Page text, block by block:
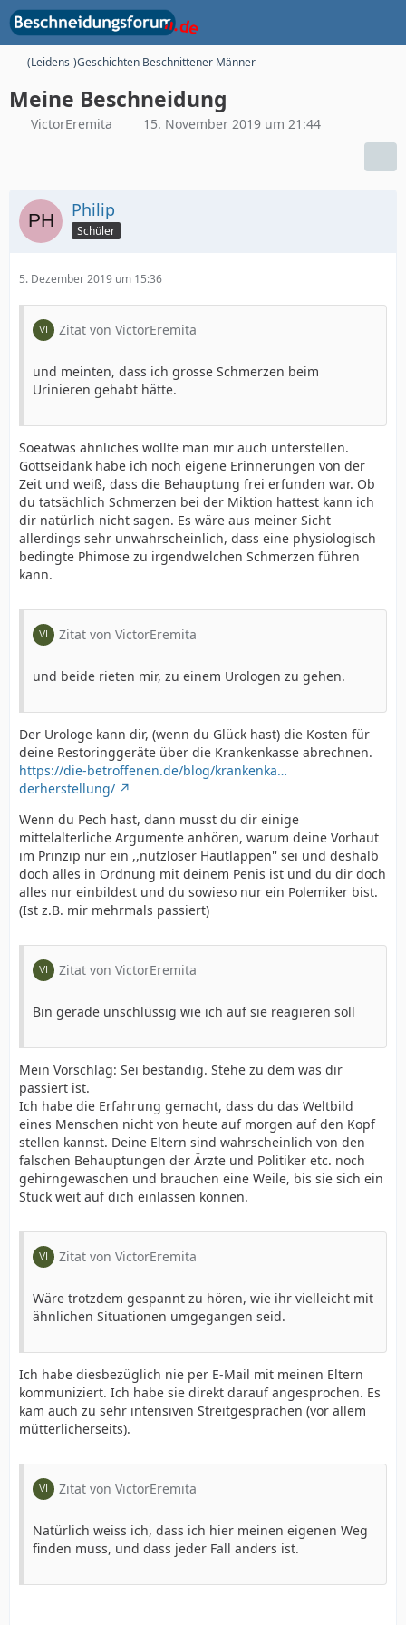
(Leidens-)Geschichten Beschnittener Männer
Meine Beschneidung
VictorEremita 15. November 2019 um 21:44
Philip
Schüler
5. Dezember 2019 um 15:36
Zitat von VictorEremita
und meinten, dass ich grosse Schmerzen beim
Urinieren gehabt hätte.
Soeatwas ähnliches wollte man mir auch unterstellen.
Gottseidank habe ich noch eigene Erinnerungen von der
Zeit und weiß, dass die Behauptung frei erfunden war. Ob
du tatsächlich Schmerzen bei der Miktion hattest kann ich
dir natürlich nicht sagen. Es wäre aus meiner Sicht
allerdings sehr unwahrscheinlich, dass eine physiologisch
bedingte Phimose zu irgendwelchen Schmerzen führen
kann.
Zitat von VictorEremita
und beide rieten mir, zu einem Urologen zu gehen.
Der Urologe kann dir, (wenn du Glück hast) die Kosten für
deine Restoringgeräte über die Krankenkasse abrechnen.
https://die-betroffenen.de/blog/krankenka…
derherstellung/
Wenn du Pech hast, dann musst du dir einige
mittelalterliche Argumente anhören, warum deine Vorhaut
im Prinzip nur ein ,,nutzloser Hautlappen'' sei und deshalb
doch alles in Ordnung mit deinem Penis ist und du dir doch
alles nur einbildest und du sowieso nur ein Polemiker bist.
(Ist z.B. mir mehrmals passiert)
Zitat von VictorEremita
Bin gerade unschlüssig wie ich auf sie reagieren soll
Mein Vorschlag: Sei beständig. Stehe zu dem was dir
passiert ist.
Ich habe die Erfahrung gemacht, dass du das Weltbild
eines Menschen nicht von heute auf morgen auf den Kopf
stellen kannst. Deine Eltern sind wahrscheinlich von den
falschen Behauptungen der Ärzte und Politiker etc. noch
gehirngewaschen und brauchen eine Weile, bis sie sich ein
Stück weit auf dich einlassen können.
Zitat von VictorEremita
Wäre trotzdem gespannt zu hören, wie ihr vielleicht mit
ähnlichen Situationen umgegangen seid.
Ich habe diesbezüglich nie per E-Mail mit meinen Eltern
kommuniziert. Ich habe sie direkt darauf angesprochen. Es
kam auch zu sehr intensiven Streitgesprächen (vor allem
mütterlicherseits).
Zitat von VictorEremita
Natürlich weiss ich, dass ich hier meinen eigenen Weg
finden muss, und dass jeder Fall anders ist.